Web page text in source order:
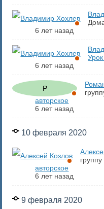
6 лет назад
6 лет назад
авторское
6 лет назад
10 февраля 2020
авторское
6 лет назад
9 февраля 2020